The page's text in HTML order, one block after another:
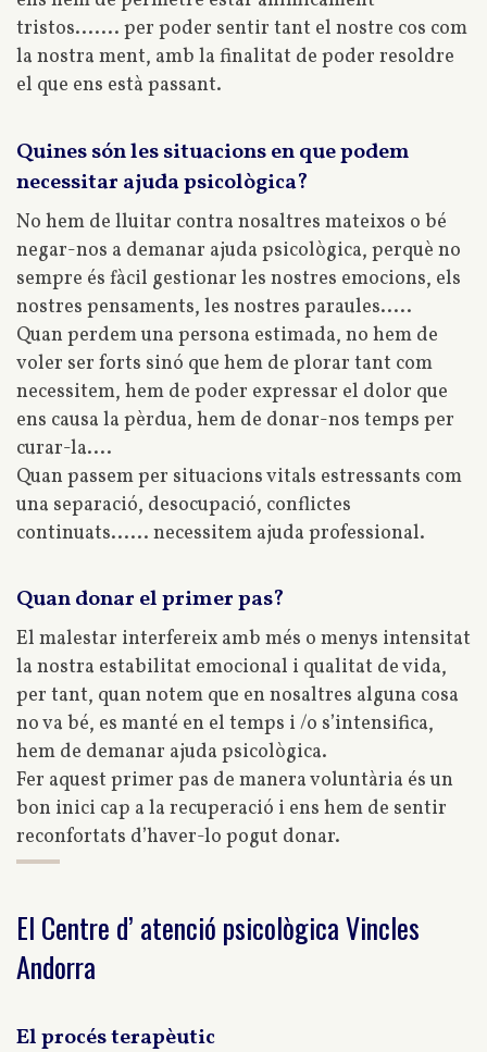
tristos....... per poder sentir tant el nostre cos com
la nostra ment, amb la finalitat de poder resoldre
el que ens està passant.
Quines són les situacions en que podem
necessitar ajuda psicològica?
No hem de lluitar contra nosaltres mateixos o bé
negar-nos a demanar ajuda psicològica, perquè no
sempre és fàcil gestionar les nostres emocions, els
nostres pensaments, les nostres paraules.....
Quan perdem una persona estimada, no hem de
voler ser forts sinó que hem de plorar tant com
necessitem, hem de poder expressar el dolor que
ens causa la pèrdua, hem de donar-nos temps per
curar-la....
Quan passem per situacions vitals estressants com
una separació, desocupació, conflictes
continuats...... necessitem ajuda professional.
Quan donar el primer pas?
El malestar interfereix amb més o menys intensitat
la nostra estabilitat emocional i qualitat de vida,
per tant, quan notem que en nosaltres alguna cosa
no va bé, es manté en el temps i /o s’intensifica,
hem de demanar ajuda psicològica.
Fer aquest primer pas de manera voluntària és un
bon inici cap a la recuperació i ens hem de sentir
reconfortats d’haver-lo pogut donar.
El Centre d’ atenció psicològica Vincles
Andorra
El procés terapèutic